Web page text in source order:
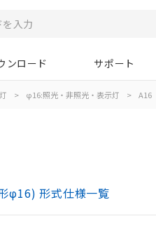
ンロード サポート
> φ16:照光・非照光・表示灯 > A16
φ16) 形式仕様一覧